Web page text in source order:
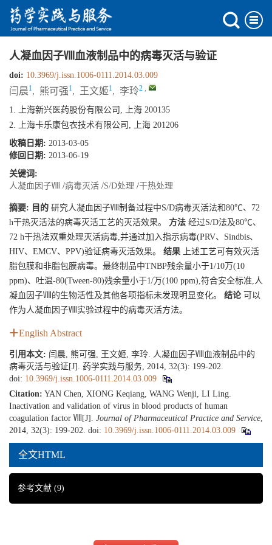
人凝血因子Ⅷ血液制品中的病毒灭活与验证
doi: 10.3969/j.issn.1006-0111.2014.03.009
闫晨1, 熊可强1, 王文姬1, 李玲2 ,
1. 上海新兴医药股份有限公司, 上海 200135
2. 上海卡乐康包衣技术有限公司, 上海 201206
收稿日期: 2013-03-05
修回日期: 2013-06-19
关键词:
人凝血因子Ⅷ
/病毒灭活 /S/D处理 /干热处理
摘要: 目的 研究人凝血因子Ⅷ制备过程中S/D病毒灭活法和80℃、72
h干热灭活法的病毒灭活工艺的灭活效果。 方法 经过S/D法及80℃、
72 h干热法双重处理灭活病毒,并通过加入指示病毒(PRV、Sindbis、
HIV、EMCV、PPV)验证病毒灭活效果。 结果 上述工艺可有效灭活
脂包膜和非脂包膜病毒。最终制品中TNBP残余量小于1/10万(10
ppm)、吐温-80(Tween-80)残余量小于1/万(100 ppm),符合安全标准,人
凝血因子Ⅷ的生物活性及其他各项指标未发现明显变化。 结论可以
作为人凝血因子Ⅷ实验过程中的病毒灭活方法。
English Abstract
引用本文: 闫晨, 熊可强, 王文姬, 李玲. 人凝血因子Ⅷ血液制品中的
病毒灭活与验证[J]. 药学实践与服务, 2014, 32(3): 199-202.
doi: 10.3969/j.issn.1006-0111.2014.03.009
Citation: YAN Chen, XIONG Keqiang, WANG Wenji, LI Ling.
Inactivation and validation of virus in blood products of human
coagulation factor Ⅷ[J]. Journal of Pharmaceutical Practice and Service
2014, 32(3): 199-202. doi: 10.3969/j.issn.1006-0111.2014.03.009
全文HTML
参考文献 (9)